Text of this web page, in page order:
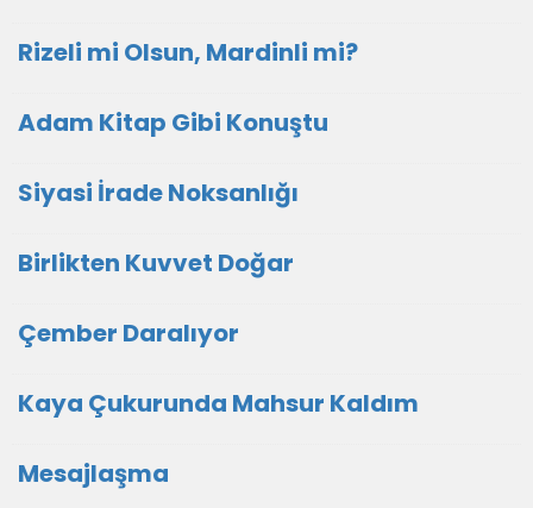
Rizeli mi Olsun, Mardinli mi?
Adam Kitap Gibi Konuştu
Siyasi İrade Noksanlığı
Birlikten Kuvvet Doğar
Çember Daralıyor
Kaya Çukurunda Mahsur Kaldım
Mesajlaşma